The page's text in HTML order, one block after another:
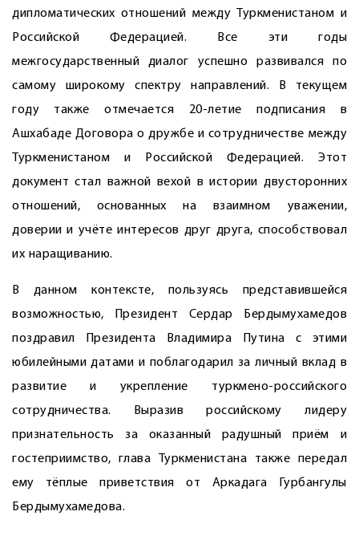
дипломатических отношений между Туркменистаном и
Российской Федерацией. Все эти годы
межгосударственный диалог успешно развивался по
самому широкому спектру направлений. В текущем
году также отмечается 20-летие подписания в
Ашхабаде Договора о дружбе и сотрудничестве между
Туркменистаном и Российской Федерацией. Этот
документ стал важной вехой в истории двусторонних
отношений, основанных на взаимном уважении,
доверии и учёте интересов друг друга, способствовал
их наращиванию.
В данном контексте, пользуясь представившейся
возможностью, Президент Сердар Бердымухамедов
поздравил Президента Владимира Путина с этими
юбилейными датами и поблагодарил за личный вклад в
развитие и укрепление туркмено-российского
сотрудничества. Выразив российскому лидеру
признательность за оказанный радушный приём и
гостеприимство, глава Туркменистана также передал
ему тёплые приветствия от Аркадага Гурбангулы
Бердымухамедова.